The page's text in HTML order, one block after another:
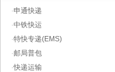
·申通快递
·中铁快运
·特快专递(EMS)
·邮局普包
·快递运输